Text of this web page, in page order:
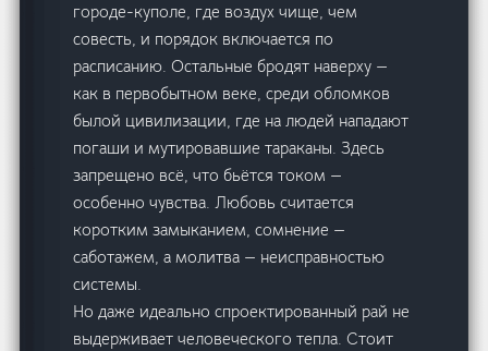
городе-куполе, где воздух чище, чем
совесть, и порядок включается по
расписанию. Остальные бродят наверху —
как в первобытном веке, среди обломков
былой цивилизации, где на людей нападают
погаши и мутировавшие тараканы. Здесь
запрещено всё, что бьётся током —
особенно чувства. Любовь считается
коротким замыканием, сомнение —
саботажем, а молитва — неисправностью
системы.
Но даже идеально спроектированный рай не
выдерживает человеческого тепла. Стоит